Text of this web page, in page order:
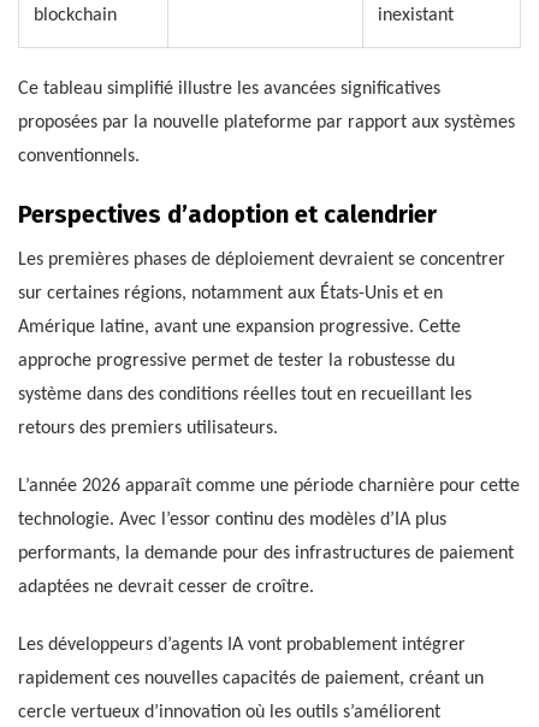
blockchain
inexistant
Ce tableau simplifié illustre les avancées significatives
proposées par la nouvelle plateforme par rapport aux systèmes
conventionnels.
Perspectives d’adoption et calendrier
Les premières phases de déploiement devraient se concentrer
sur certaines régions, notamment aux États-Unis et en
Amérique latine, avant une expansion progressive. Cette
approche progressive permet de tester la robustesse du
système dans des conditions réelles tout en recueillant les
retours des premiers utilisateurs.
L’année 2026 apparaît comme une période charnière pour cette
technologie. Avec l’essor continu des modèles d’IA plus
performants, la demande pour des infrastructures de paiement
adaptées ne devrait cesser de croître.
Les développeurs d’agents IA vont probablement intégrer
rapidement ces nouvelles capacités de paiement, créant un
cercle vertueux d’innovation où les outils s’améliorent